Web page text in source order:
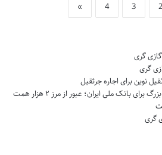
2
3
4
»
گازی گری
گری
نوین برای اجاره جرثقیل
دو دستاورد بزرگ برای بانک ملی ایران؛ عبور از مرز ۲ هزار همت
گری